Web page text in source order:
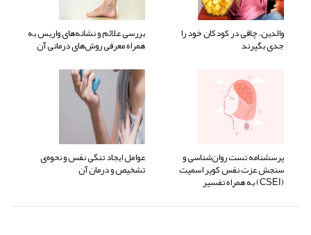
والدین، چاقی در کودکان خود را
جدی بگیرند
بررسی علائم و نشانه‌های واریس به
همراه معرفی روش‌های درمانی آن
پرسشنامه تست روان‌شناسی و
سنجش عزت نفس کوپر اسمیت
(CSEI) به همراه تفسیر
عوامل ایجاد تنگی نفس و نحوه‌ی
تشخیص و درمان آن